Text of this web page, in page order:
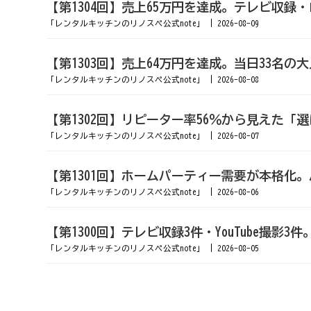
【第1304回】売上65万円を達成。テレビ収録
「レンタルキッチンのリノスペ公式note」 2026-08-09
【第1303回】売上64万円を達成。当日33名
「レンタルキッチンのリノスペ公式note」 2026-08-08
【第1302回】リピーター率56％から見えた「
「レンタルキッチンのリノスペ公式note」 2026-08-07
【第1301回】ホームパーティー需要が本格化
「レンタルキッチンのリノスペ公式note」 2026-08-06
【第1300回】テレビ収録3件・YouTube撮影3
「レンタルキッチンのリノスペ公式note」 2026-08-05